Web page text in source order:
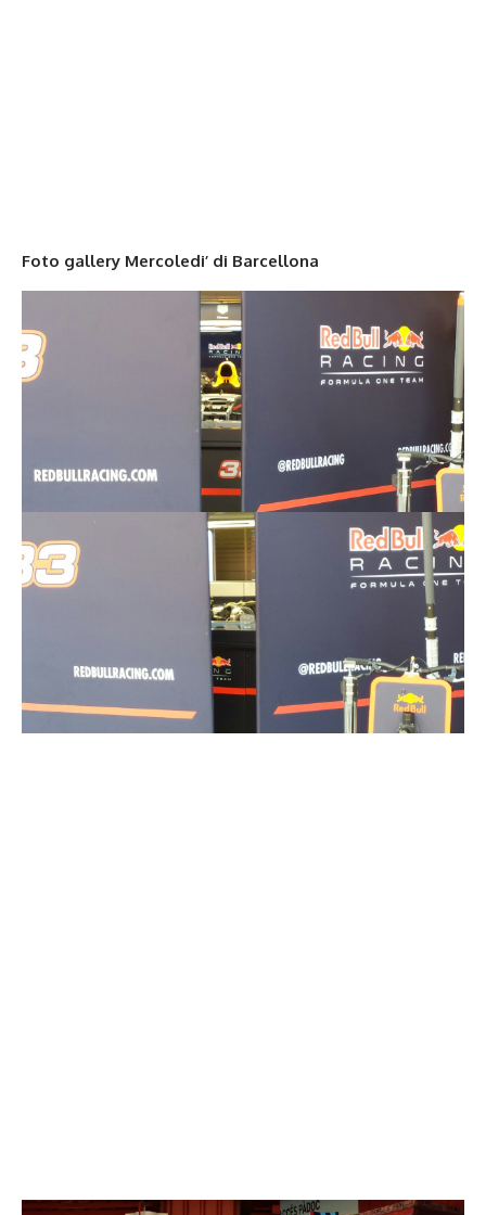
Foto gallery Mercoledi’ di Barcellona